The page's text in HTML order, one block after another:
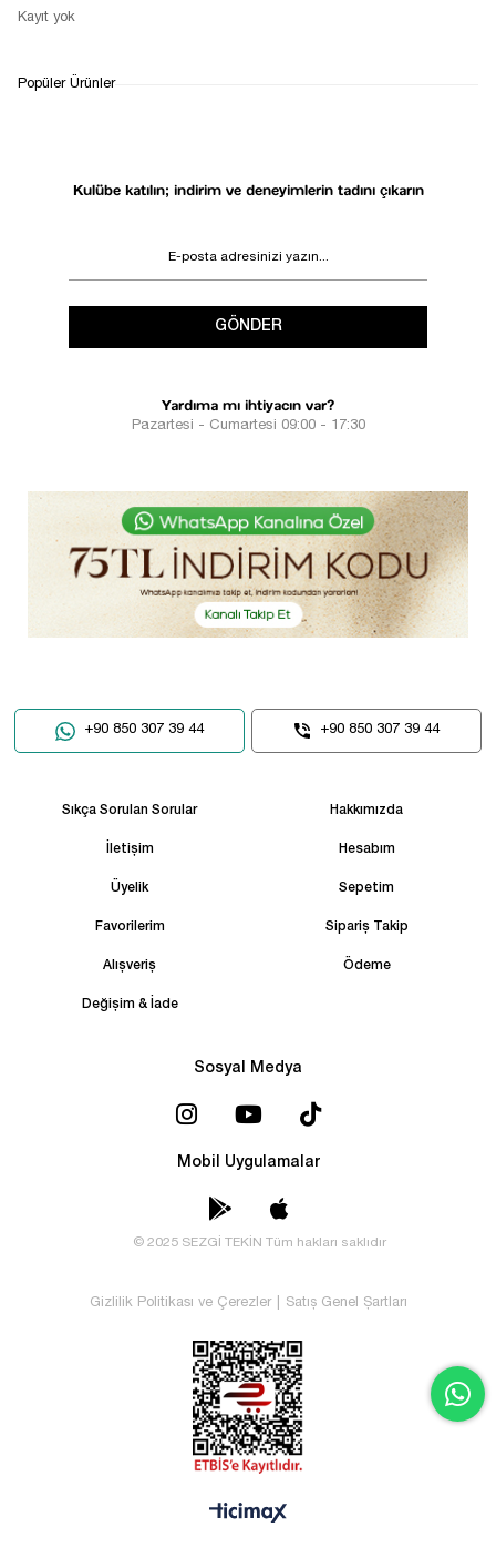
Kulübe katılın; indirim ve deneyimlerin tadını çıkarın
GÖNDER
Yardıma mı ihtiyacın var?
Pazartesi - Cumartesi 09:00 - 17:30
+90 850 307 39 44 +90 850 307 39 44
Sıkça Sorulan Sorular Hakkımızda
İletişim Hesabım
Üyelik Sepetim
Favorilerim Sipariş Takip
Alışveriş Ödeme
Değişim & İade
Sosyal Medya
Mobil Uygulamalar
© 2025 SEZGİ TEKİN Tüm hakları saklıdır
Gizlilik Politikası ve Çerezler Satış Genel Şartları
Kayıt yok
Popüler Ürünler